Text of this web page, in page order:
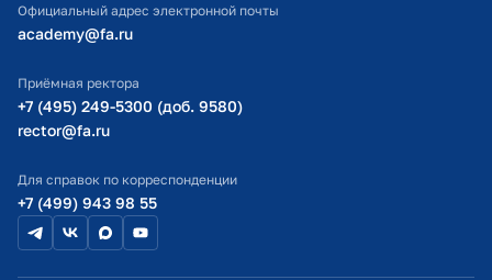
Официальный адрес электронной почты
academy@fa.ru
Приёмная ректора
+7 (495) 249-5300 (доб. 9580)
rector@fa.ru
Для справок по корреспонденции
+7 (499) 943 98 55